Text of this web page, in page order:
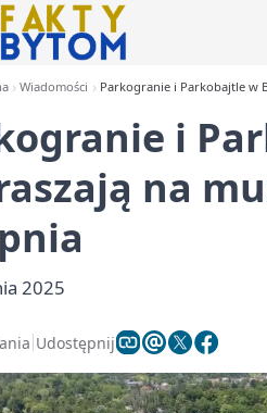
Wiadomości Parkogranie i Parkobajtle w
i
na
2025
Udostępnij